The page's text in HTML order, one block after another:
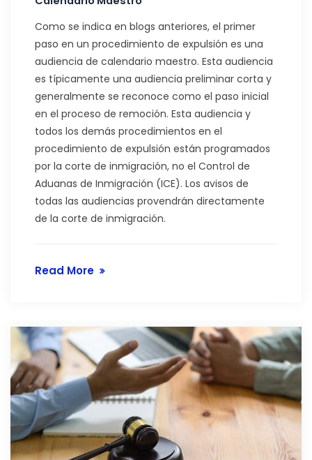
Como se indica en blogs anteriores, el primer
paso en un procedimiento de expulsión es una
audiencia de calendario maestro. Esta audiencia
es típicamente una audiencia preliminar corta y
generalmente se reconoce como el paso inicial
en el proceso de remoción. Esta audiencia y
todos los demás procedimientos en el
procedimiento de expulsión están programados
por la corte de inmigración, no el Control de
Aduanas de Inmigración (ICE). Los avisos de
todas las audiencias provendrán directamente
de la corte de inmigración.
Read More